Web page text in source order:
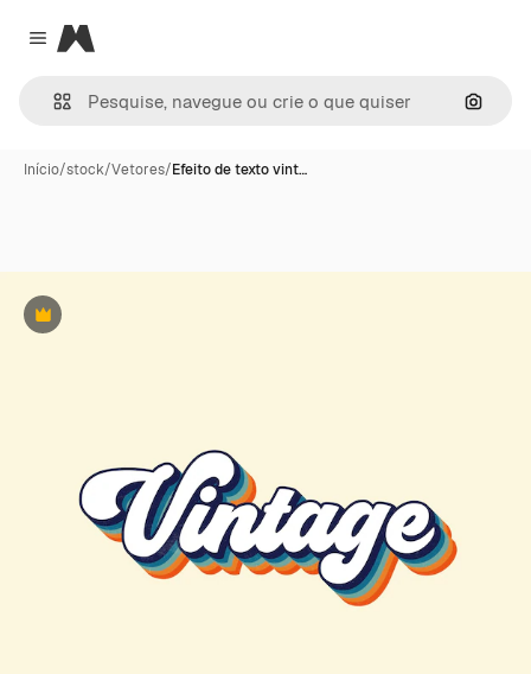
Close menu
Magnific
Início/stock/Vetores/Efeito de texto vint…
Premium